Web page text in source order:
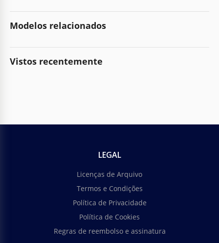
Modelos relacionados
Vistos recentemente
LEGAL
Licenças de Arquivo
Termos e Condições
Política de Privacidade
Política de Cookies
Regras de reembolso e assinatura